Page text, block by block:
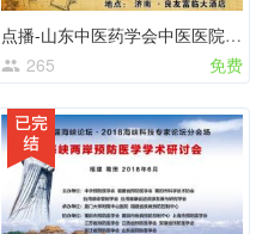
点播-山东中医药学会中医医院感染控制专业委员会学术年会暨感染管理培训班
265
免费